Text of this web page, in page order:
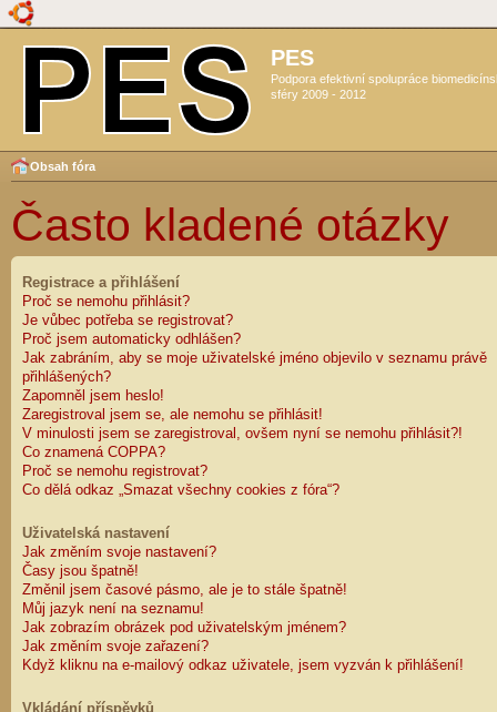
PES
Podpora efektivní spolupráce
sféry 2009 - 2012
Obsah fóra
Často kladené otázky
Registrace a přihlášení
Proč se nemohu přihlásit?
Je vůbec potřeba se registrovat?
Proč jsem automaticky odhlášen?
Jak zabráním, aby se moje uživatelské jméno objevilo v seznamu právě
přihlášených?
Zapomněl jsem heslo!
Zaregistroval jsem se, ale nemohu se přihlásit!
V minulosti jsem se zaregistroval, ovšem nyní se nemohu přihlásit?!
Co znamená COPPA?
Proč se nemohu registrovat?
Co dělá odkaz „Smazat všechny cookies z fóra“?
Uživatelská nastavení
Jak změním svoje nastavení?
Časy jsou špatně!
Změnil jsem časové pásmo, ale je to stále špatně!
Můj jazyk není na seznamu!
Jak zobrazím obrázek pod uživatelským jménem?
Jak změním svoje zařazení?
Když kliknu na e-mailový odkaz uživatele, jsem vyzván k přihlášení!
Vkládání příspěvků